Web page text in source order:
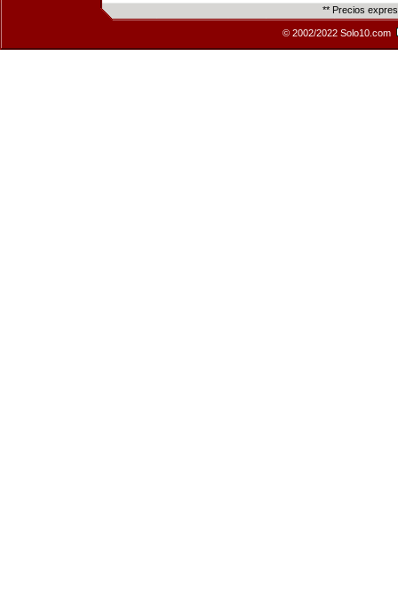
** Precios
© 2002/2022 Solo10.com